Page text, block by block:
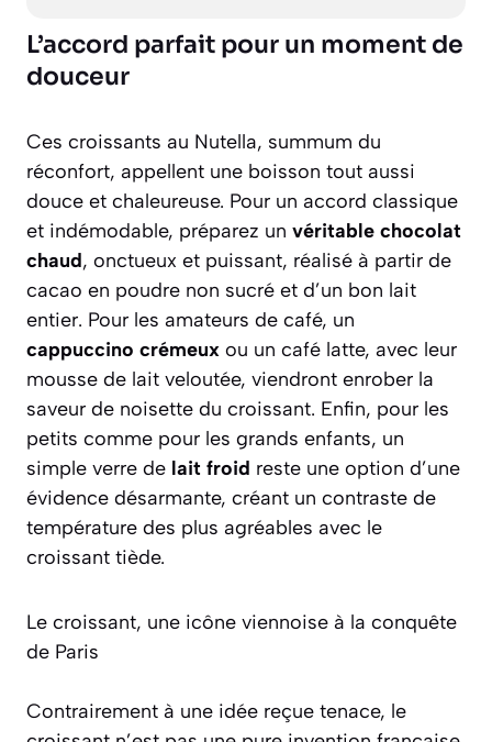
L’accord parfait pour un moment de
douceur
Ces croissants au Nutella, summum du
réconfort, appellent une boisson tout aussi
douce et chaleureuse. Pour un accord classique
et indémodable, préparez un véritable chocolat
chaud, onctueux et puissant, réalisé à partir de
cacao en poudre non sucré et d’un bon lait
entier. Pour les amateurs de café, un
cappuccino crémeux ou un café latte, avec leur
mousse de lait veloutée, viendront enrober la
saveur de noisette du croissant. Enfin, pour les
petits comme pour les grands enfants, un
simple verre de lait froid reste une option d’une
évidence désarmante, créant un contraste de
température des plus agréables avec le
croissant tiède.
Le croissant, une icône viennoise à la conquête
de Paris
Contrairement à une idée reçue tenace, le